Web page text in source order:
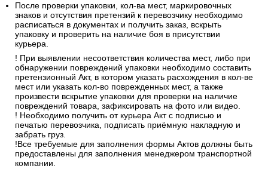
После проверки упаковки, кол-ва мест, маркировочных
знаков и отсутствия претензий к перевозчику необходимо
расписаться в документах и получить заказ, вскрыть
упаковку и проверить на наличие боя в присутствии
курьера.
! При выявлении несоответствия количества мест, либо при
обнаружении повреждений упаковки необходимо составить
претензионный Акт, в котором указать расхождения в кол-ве
мест или указать кол-во поврежденных мест, а также
произвести вскрытие упаковки для проверки на наличие
повреждений товара, зафиксировать на фото или видео.
! Необходимо получить от курьера Акт с подписью и
печатью перевозчика, подписать приёмную накладную и
забрать груз.
!Все требуемые для заполнения формы Актов должны быть
предоставлены для заполнения менеджером транспортной
компании.